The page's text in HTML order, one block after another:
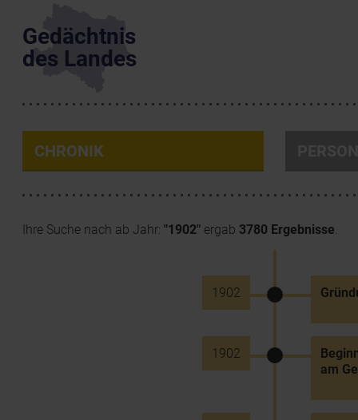
Gedächtnis
des Landes
CHRONIK
Ihre Suche nach ab Jahr: "1902" ergab 3780 Ergebnisse.
1902
1902
am